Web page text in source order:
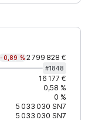
-0,89 % 2 799 828 €
#1848
16 177 €
0,58 %
0 %
5 033 030 SN7
5 033 030 SN7